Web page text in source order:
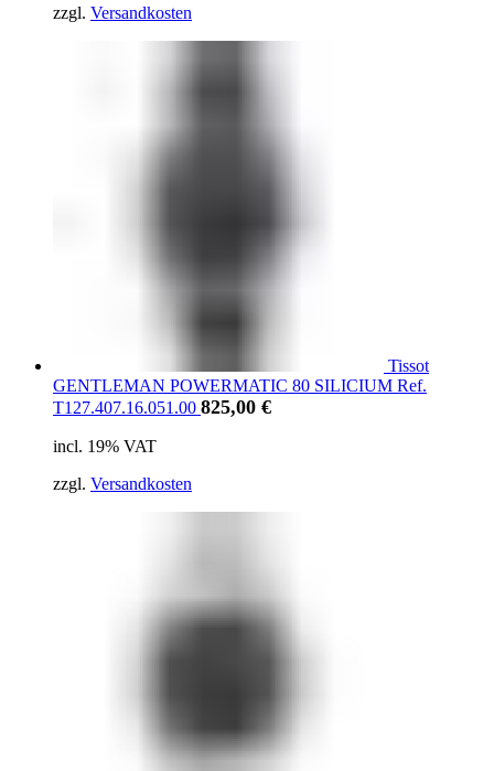
zzgl. Versandkosten
Tissot
GENTLEMAN POWERMATIC 80 SILICIUM Ref.
T127.407.16.051.00 825,00 €
incl. 19% VAT
zzgl. Versandkosten